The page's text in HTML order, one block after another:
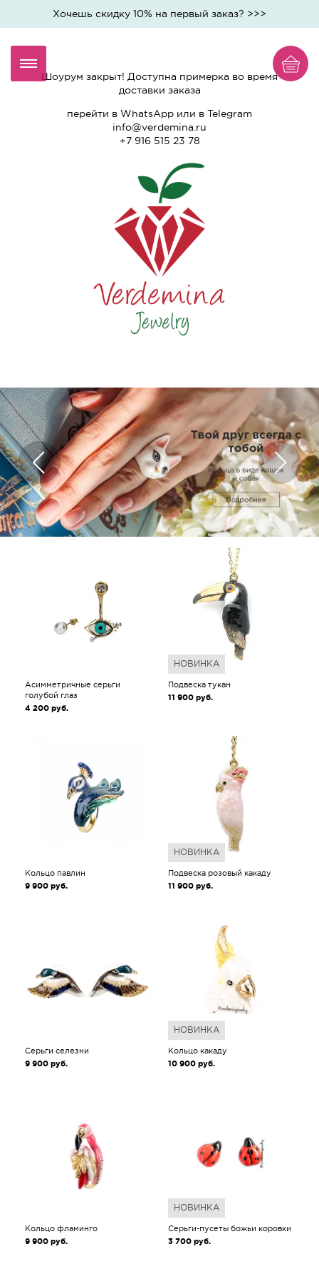
Хочешь скидку 10% на первый заказ? >>>
Шоурум закрыт! Доступна примерка во время
доставки заказа
перейти в WhatsApp или в Telegram
info@verdemina.ru
+7 916 515 23 78
Асимметричные серьги
голубой глаз
4 200 руб.
НОВИНКА
Подвеска тукан
11 900 руб.
Кольцо павлин
9 900 руб.
НОВИНКА
Подвеска розовый какаду
11 900 руб.
Серьги селезни
9 900 руб.
НОВИНКА
Кольцо какаду
10 900 руб.
Кольцо фламинго
9 900 руб.
НОВИНКА
Серьги-пусеты божьи коровки
3 700 руб.